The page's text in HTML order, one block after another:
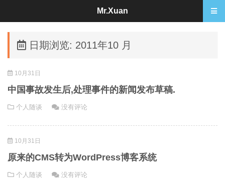
日期浏览: 2011年10 月
10月31日
中国事故发生后,处理事件的新闻发布草稿.
个人随谈 没有评论
10月31日
原来的CMS转为WordPress博客系统
个人随谈 没有评论
Mr.Xuan